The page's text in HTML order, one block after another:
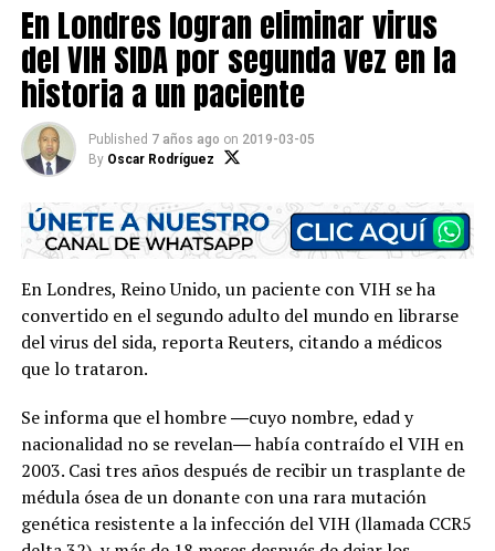
En Londres logran eliminar virus
del VIH SIDA por segunda vez en la
historia a un paciente
Published 7 años ago on 2019-03-05
By Oscar Rodríguez
En Londres, Reino Unido, un paciente con VIH se ha
convertido en el segundo adulto del mundo en librarse
del virus del sida, reporta Reuters, citando a médicos
que lo trataron.
Se informa que el hombre ―cuyo nombre, edad y
nacionalidad no se revelan― había contraído el VIH en
2003. Casi tres años después de recibir un trasplante de
médula ósea de un donante con una rara mutación
genética resistente a la infección del VIH (llamada CCR5